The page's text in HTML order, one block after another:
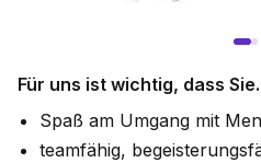
Für uns ist wichtig, dass
Spaß am Umgang mit
teamfähig,